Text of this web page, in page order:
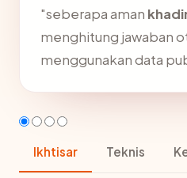
"seberapa aman
menghitung jawaban
menggunakan data
Ikhtisar Teknis